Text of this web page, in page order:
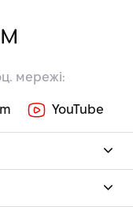
мережі:
YouTube